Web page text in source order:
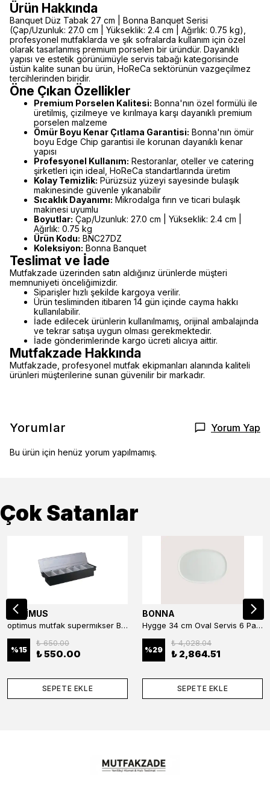
Ürün Hakkında
Banquet Düz Tabak 27 cm | Bonna Banquet Serisi
(Çap/Uzunluk: 27.0 cm | Yükseklik: 2.4 cm | Ağırlık: 0.75 kg),
profesyonel mutfaklarda ve şık sofralarda kullanım için özel
olarak tasarlanmış premium porselen bir üründür. Dayanıklı
yapısı ve estetik görünümüyle servis tabağı kategorisinde
üstün kalite sunan bu ürün, HoReCa sektörünün vazgeçilmez
tercihlerinden biridir.
Öne Çıkan Özellikler
Premium Porselen Kalitesi: Bonna'nın özel formülü ile
üretilmiş, çizilmeye ve kırılmaya karşı dayanıklı premium
porselen malzeme
Ömür Boyu Kenar Çıtlama Garantisi: Bonna'nın ömür
boyu Edge Chip garantisi ile korunan dayanıklı kenar
yapısı
Profesyonel Kullanım: Restoranlar, oteller ve catering
şirketleri için ideal, HoReCa standartlarında üretim
Kolay Temizlik: Pürüzsüz yüzeyi sayesinde bulaşık
makinesinde güvenle yıkanabilir
Sıcaklık Dayanımı: Mikrodalga fırın ve ticari bulaşık
makinesi uyumlu
Boyutlar: Çap/Uzunluk: 27.0 cm | Yükseklik: 2.4 cm |
Ağırlık: 0.75 kg
Ürün Kodu: BNC27DZ
Koleksiyon: Bonna Banquet
Teslimat ve İade
Mutfakzade üzerinden satın aldığınız ürünlerde müşteri
memnuniyeti önceliğimizdir.
Siparişler hızlı şekilde kargoya verilir.
Ürün tesliminden itibaren 14 gün içinde cayma hakkı
kullanılabilir.
İade edilecek ürünlerin kullanılmamış, orijinal ambalajında
ve tekrar satışa uygun olması gerekmektedir.
İade gönderimlerinde kargo ücreti alıcıya aittir.
Mutfakzade Hakkında
Mutfakzade, profesyonel mutfak ekipmanları alanında kaliteli
ürünleri müşterilerine sunan güvenilir bir markadır.
Yorumlar Yorum Yap
Bu ürün için henüz yorum yapılmamış.
Çok Satanlar
OPTİMUS
optimus mutfak supermıkser Bar Konteyner 6'lı 50×16×9 cm Kapaklı Polikarbon Organizer Bar & Kafe
%15
₺ 650.00
₺ 550.00
SEPETE EKLE
BONNA
Hygge 34 cm Oval Servis 6 Parça
%29
₺ 4,028.04
₺ 2,864.51
SEPETE EKLE